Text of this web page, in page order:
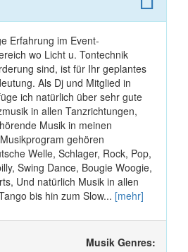
Erfahrung im Event-
wo Licht u. Tontechnik
sind, ist für Ihr geplantes
Als Dj und Mitglied in
ich natürlich über sehr gute
in allen Tanzrichtungen,
Musik in meinen
gehören
Welle, Schlager, Rock, Pop,
Swing Dance, Bougie Woogie,
Und natürlich Musik in allen
bis hin zum Slow... [mehr]
Musik Genres: